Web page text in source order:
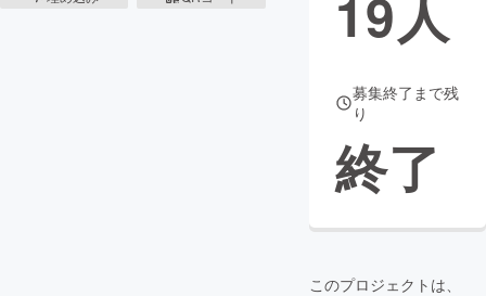
19人
募集終了まで残
り
終了
このプロジェクトは、